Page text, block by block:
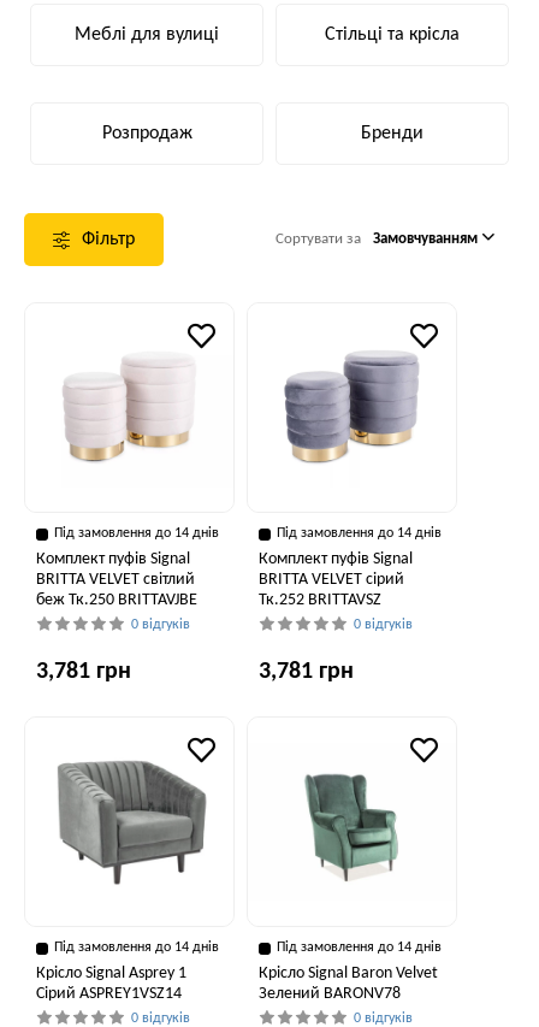
Меблі для вулиці Стільці та крісла
Розпродаж Бренди
Фільтр Сортувати за Замовчуванням
Під замовлення до 14 днів
Комплект пуфів Signal
BRITTA VELVET світлий
беж Тк.250 BRITTAVJBE
0 відгуків
3,781 грн
Під замовлення до 14 днів
Комплект пуфів Signal
BRITTA VELVET сірий
Тк.252 BRITTAVSZ
0 відгуків
3,781 грн
Під замовлення до 14 днів
Крісло Signal Asprey 1
Сірий ASPREY1VSZ14
0 відгуків
Під замовлення до 14 днів
Крісло Signal Baron Velvet
Зелений BARONV78
0 відгуків